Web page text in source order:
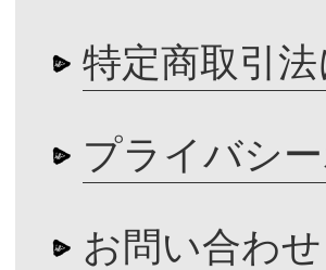
特定商取引
プライバシ
お問い合わせ